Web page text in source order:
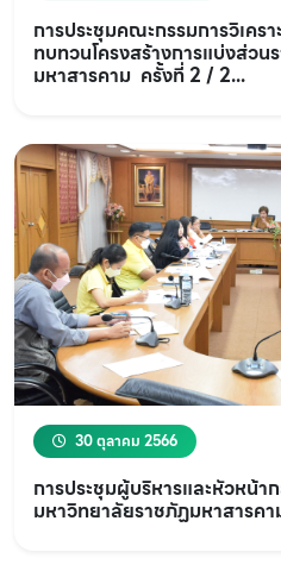
การประชุมคณะกรรมการวิเคร
ทบทวนโครงสร้างการแบ่งส่ว
มหาสารคาม ครั้งที่ 2 / 2...
30 ตุลาคม 2566
การประชุมผู้บริหารและหัวหน้
มหาวิทยาลัยราชภัฏมหาสารค